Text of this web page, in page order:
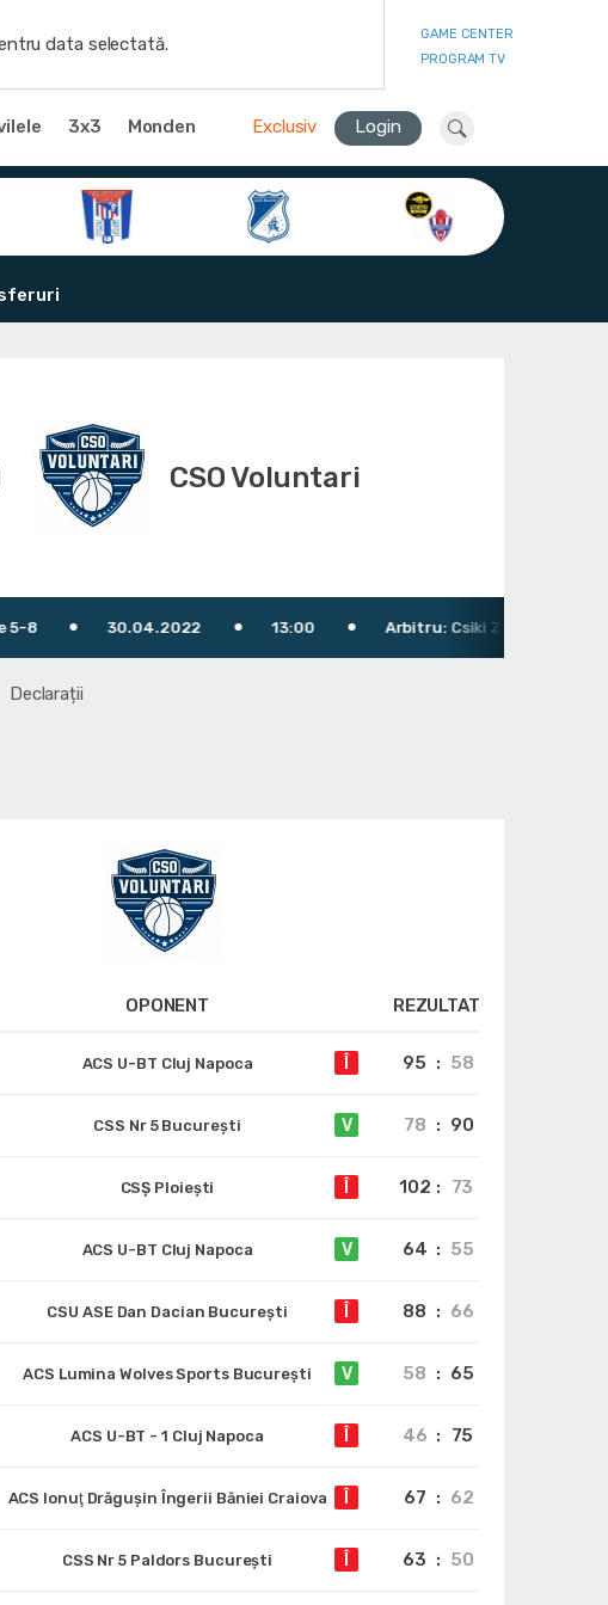
data selectată.
GAME CENTER
PROGRAM TV
3x3 Monden Exclusiv Login
CSO Voluntari
30.04.2022 13:00 Arbitru: Csiki Zsolt
Declarații
OPONENT REZULTAT
ACS U-BT Cluj Napoca 95 : 58
CSS Nr 5 București V 78 : 90
CSȘ Ploiești 102 : 73
ACS U-BT Cluj Napoca V 64 : 55
CSU ASE Dan Dacian București 88 : 66
ACS Lumina Wolves Sports București V 58 : 65
ACS U-BT - 1 Cluj Napoca 46 : 75
ACS Ionuţ Drăguşin Îngerii Băniei Craiova 67 : 62
CSS Nr 5 Paldors București 63 : 50